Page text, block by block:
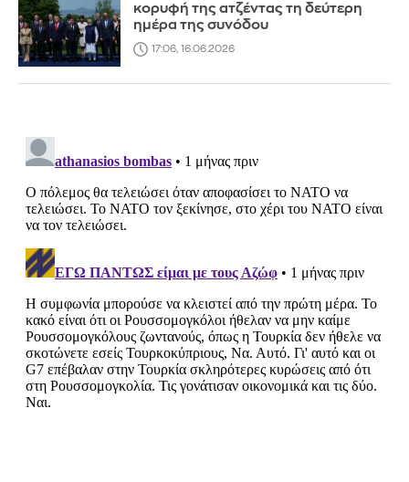
κορυφή της ατζέντας τη δεύτερη
ημέρα της συνόδου
17:06, 16.06.2026